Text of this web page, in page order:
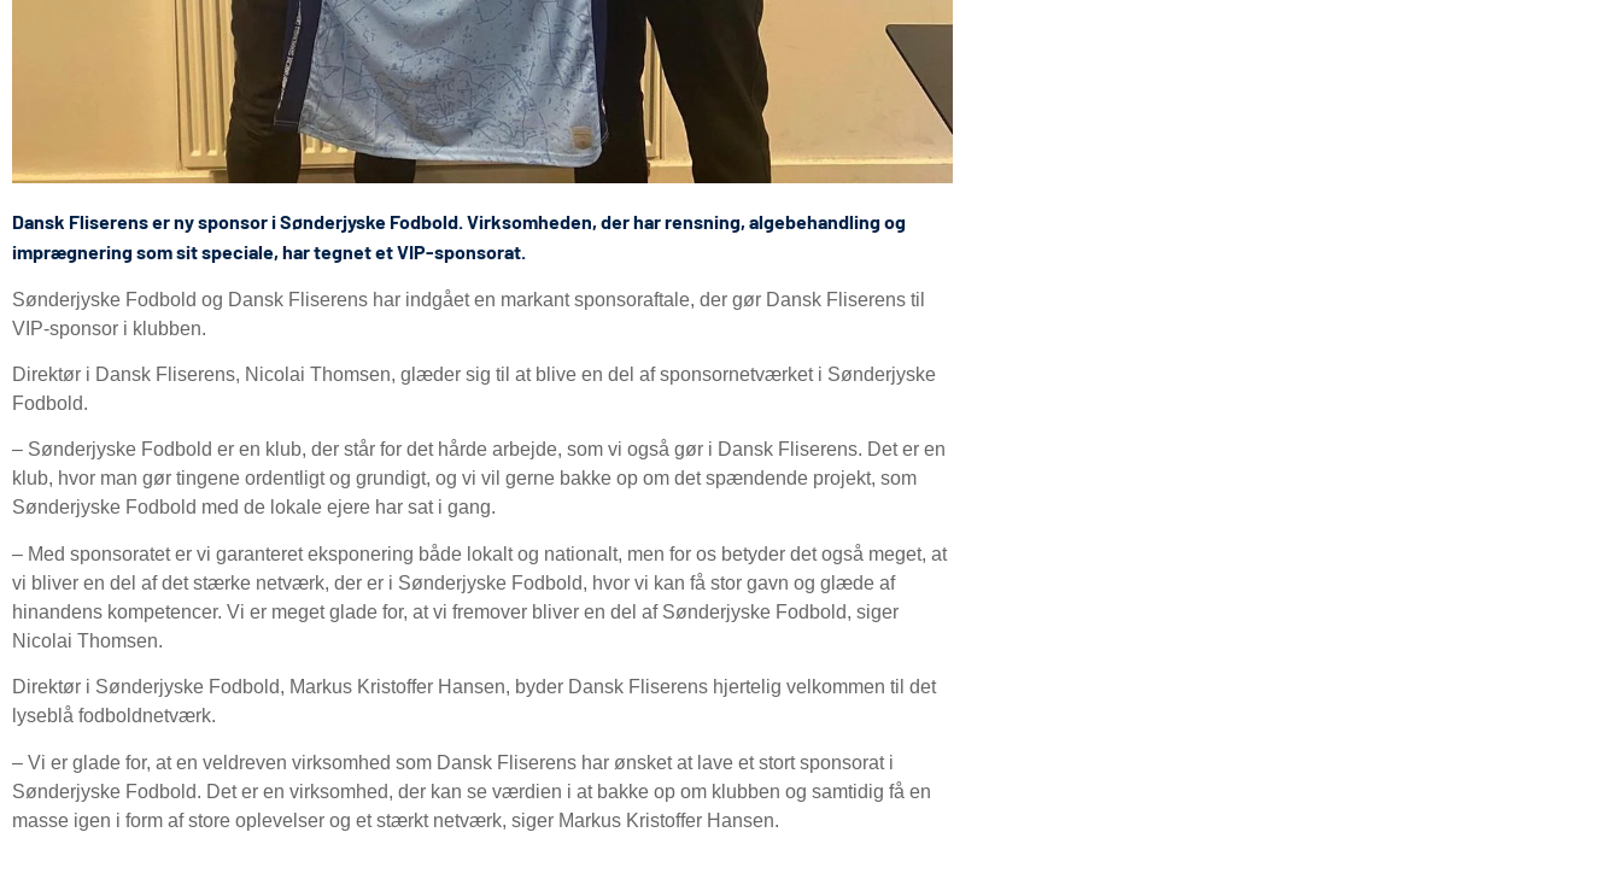
Dansk Fliserens er ny sponsor i Sønderjyske Fodbold. Virksomheden, der har rensning, algebehandling og
imprægnering som sit speciale, har tegnet et VIP-sponsorat.
Sønderjyske Fodbold og Dansk Fliserens har indgået en markant sponsoraftale, der gør Dansk Fliserens til
VIP-sponsor i klubben.
Direktør i Dansk Fliserens, Nicolai Thomsen, glæder sig til at blive en del af sponsornetværket i Sønderjyske
Fodbold.
– Sønderjyske Fodbold er en klub, der står for det hårde arbejde, som vi også gør i Dansk Fliserens. Det er en
klub, hvor man gør tingene ordentligt og grundigt, og vi vil gerne bakke op om det spændende projekt, som
Sønderjyske Fodbold med de lokale ejere har sat i gang.
– Med sponsoratet er vi garanteret eksponering både lokalt og nationalt, men for os betyder det også meget, at
vi bliver en del af det stærke netværk, der er i Sønderjyske Fodbold, hvor vi kan få stor gavn og glæde af
hinandens kompetencer. Vi er meget glade for, at vi fremover bliver en del af Sønderjyske Fodbold, siger
Nicolai Thomsen.
Direktør i Sønderjyske Fodbold, Markus Kristoffer Hansen, byder Dansk Fliserens hjertelig velkommen til det
lyseblå fodboldnetværk.
– Vi er glade for, at en veldreven virksomhed som Dansk Fliserens har ønsket at lave et stort sponsorat i
Sønderjyske Fodbold. Det er en virksomhed, der kan se værdien i at bakke op om klubben og samtidig få en
masse igen i form af store oplevelser og et stærkt netværk, siger Markus Kristoffer Hansen.